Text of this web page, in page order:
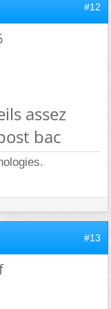
#12
assez
bac
#13